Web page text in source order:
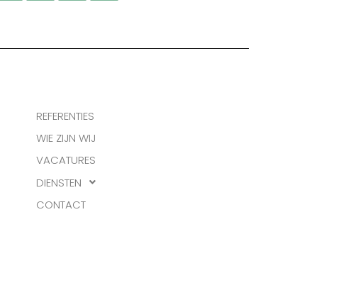
REFERENTIES
WIE ZIJN WIJ
VACATURES
DIENSTEN
CONTACT